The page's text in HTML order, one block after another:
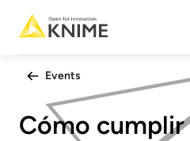
Events
Cómo cumplir